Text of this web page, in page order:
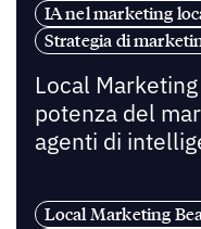
IA nel marketing
Strategia di
Local
potenza del
agenti di
Local Marketing